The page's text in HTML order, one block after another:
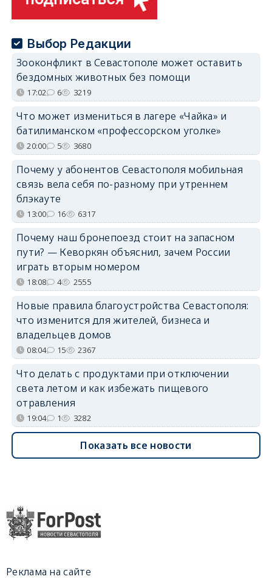
Выбор Редакции
Зооконфликт в Севастополе может оставить
бездомных животных без помощи
17:02 6 3219
Что может измениться в лагере «Чайка» и
батилиманском «профессорском уголке»
20:00 5 3680
Почему у абонентов Севастополя мобильная
связь вела себя по-разному при утреннем
блэкауте
13:00 16 6317
Почему наш бронепоезд стоит на запасном
пути? — Кеворкян объяснил, зачем России
играть вторым номером
18:08 4 2555
Новые правила благоустройства Севастополя:
что изменится для жителей, бизнеса и
владельцев домов
08:04 15 2367
Что делать с продуктами при отключении
света летом и как избежать пищевого
отравления
19:04 1 3282
Показать все новости
Реклама на сайте